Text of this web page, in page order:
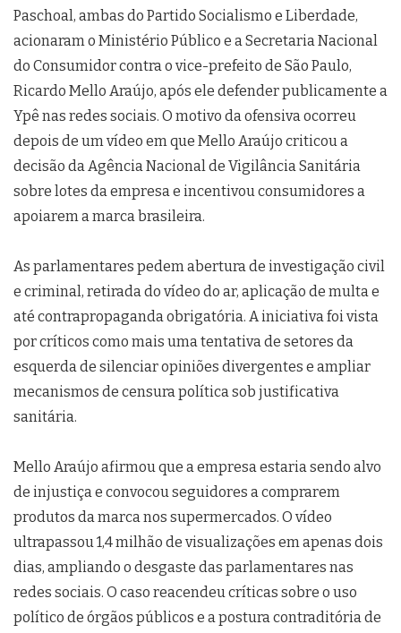
Paschoal, ambas do Partido Socialismo e Liberdade,
acionaram o Ministério Público e a Secretaria Nacional
do Consumidor contra o vice-prefeito de São Paulo,
Ricardo Mello Araújo, após ele defender publicamente a
Ypê nas redes sociais. O motivo da ofensiva ocorreu
depois de um vídeo em que Mello Araújo criticou a
decisão da Agência Nacional de Vigilância Sanitária
sobre lotes da empresa e incentivou consumidores a
apoiarem a marca brasileira.
As parlamentares pedem abertura de investigação civil
e criminal, retirada do vídeo do ar, aplicação de multa e
até contrapropaganda obrigatória. A iniciativa foi vista
por críticos como mais uma tentativa de setores da
esquerda de silenciar opiniões divergentes e ampliar
mecanismos de censura política sob justificativa
sanitária.
Mello Araújo afirmou que a empresa estaria sendo alvo
de injustiça e convocou seguidores a comprarem
produtos da marca nos supermercados. O vídeo
ultrapassou 1,4 milhão de visualizações em apenas dois
dias, ampliando o desgaste das parlamentares nas
redes sociais. O caso reacendeu críticas sobre o uso
político de órgãos públicos e a postura contraditória de